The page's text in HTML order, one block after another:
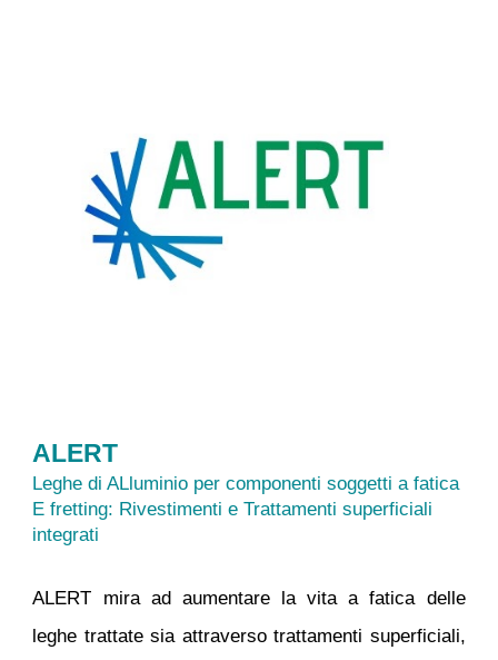
ALERT
Leghe di ALluminio per componenti soggetti a fatica
E fretting: Rivestimenti e Trattamenti superficiali
integrati
ALERT mira ad aumentare la vita a fatica delle
leghe trattate sia attraverso trattamenti superficiali,